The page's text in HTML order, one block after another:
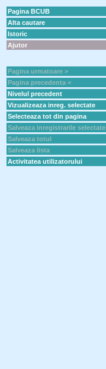
Pagina BCUB
Alta cautare
Istoric
Ajutor
Pagina urmatoare >
Pagina precedenta <
Nivelul precedent
Vizualizeaza inreg. selectate
Selecteaza tot din pagina
Salveaza inregistrarile selectate
Salveaza totul
Salveaza lista
Activitatea utilizatorului